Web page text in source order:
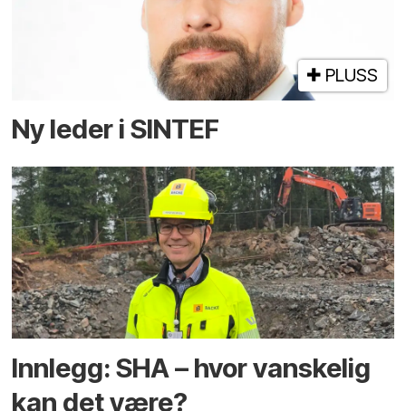
PLUSS
Ny leder i SINTEF
Innlegg: SHA – hvor vanskelig
kan det være?